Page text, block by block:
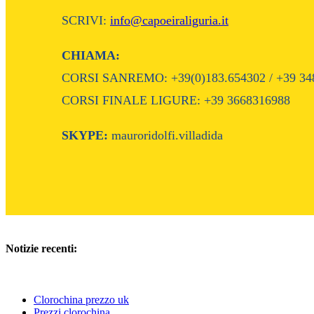
SCRIVI: info@capoeiraliguria.it
CHIAMA:
CORSI SANREMO: +39(0)183.654302 / +39
CORSI FINALE LIGURE: +39 3668316988
SKYPE: mauroridolfi.villadida
Notizie recenti:
Clorochina prezzo uk